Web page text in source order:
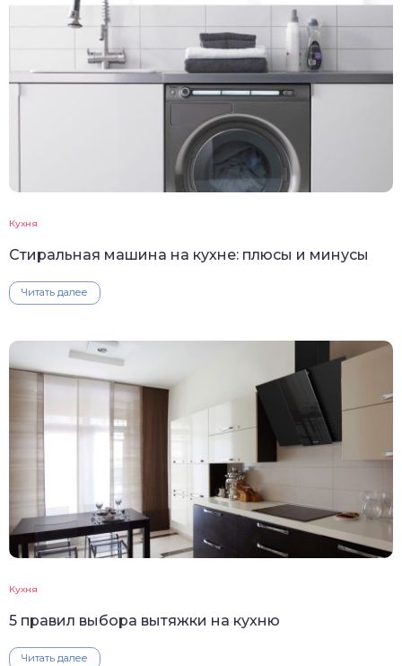
Кухня
Стиральная машина на кухне: плюсы и минусы
Читать далее
Кухня
5 правил выбора вытяжки на кухню
Читать далее